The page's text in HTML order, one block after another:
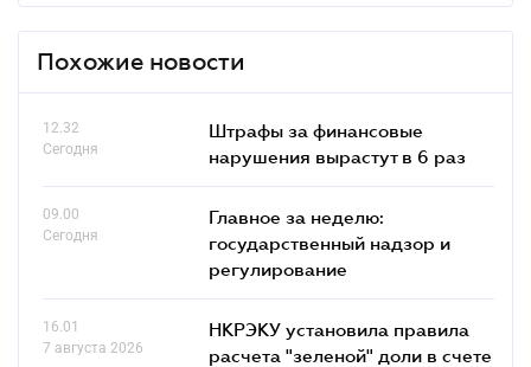
Похожие новости
12.32
Сегодня
Штрафы за финансовые
нарушения вырастут в 6 раз
09.00
Сегодня
Главное за неделю:
государственный надзор и
регулирование
16.01
7 августа 2026
НКРЭКУ установила правила
расчета "зеленой" доли в счете